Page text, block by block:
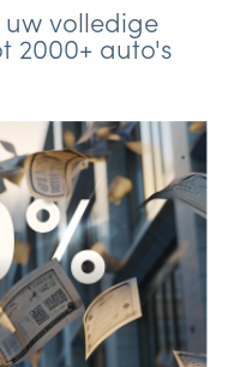
uw volledige
2000+ auto's